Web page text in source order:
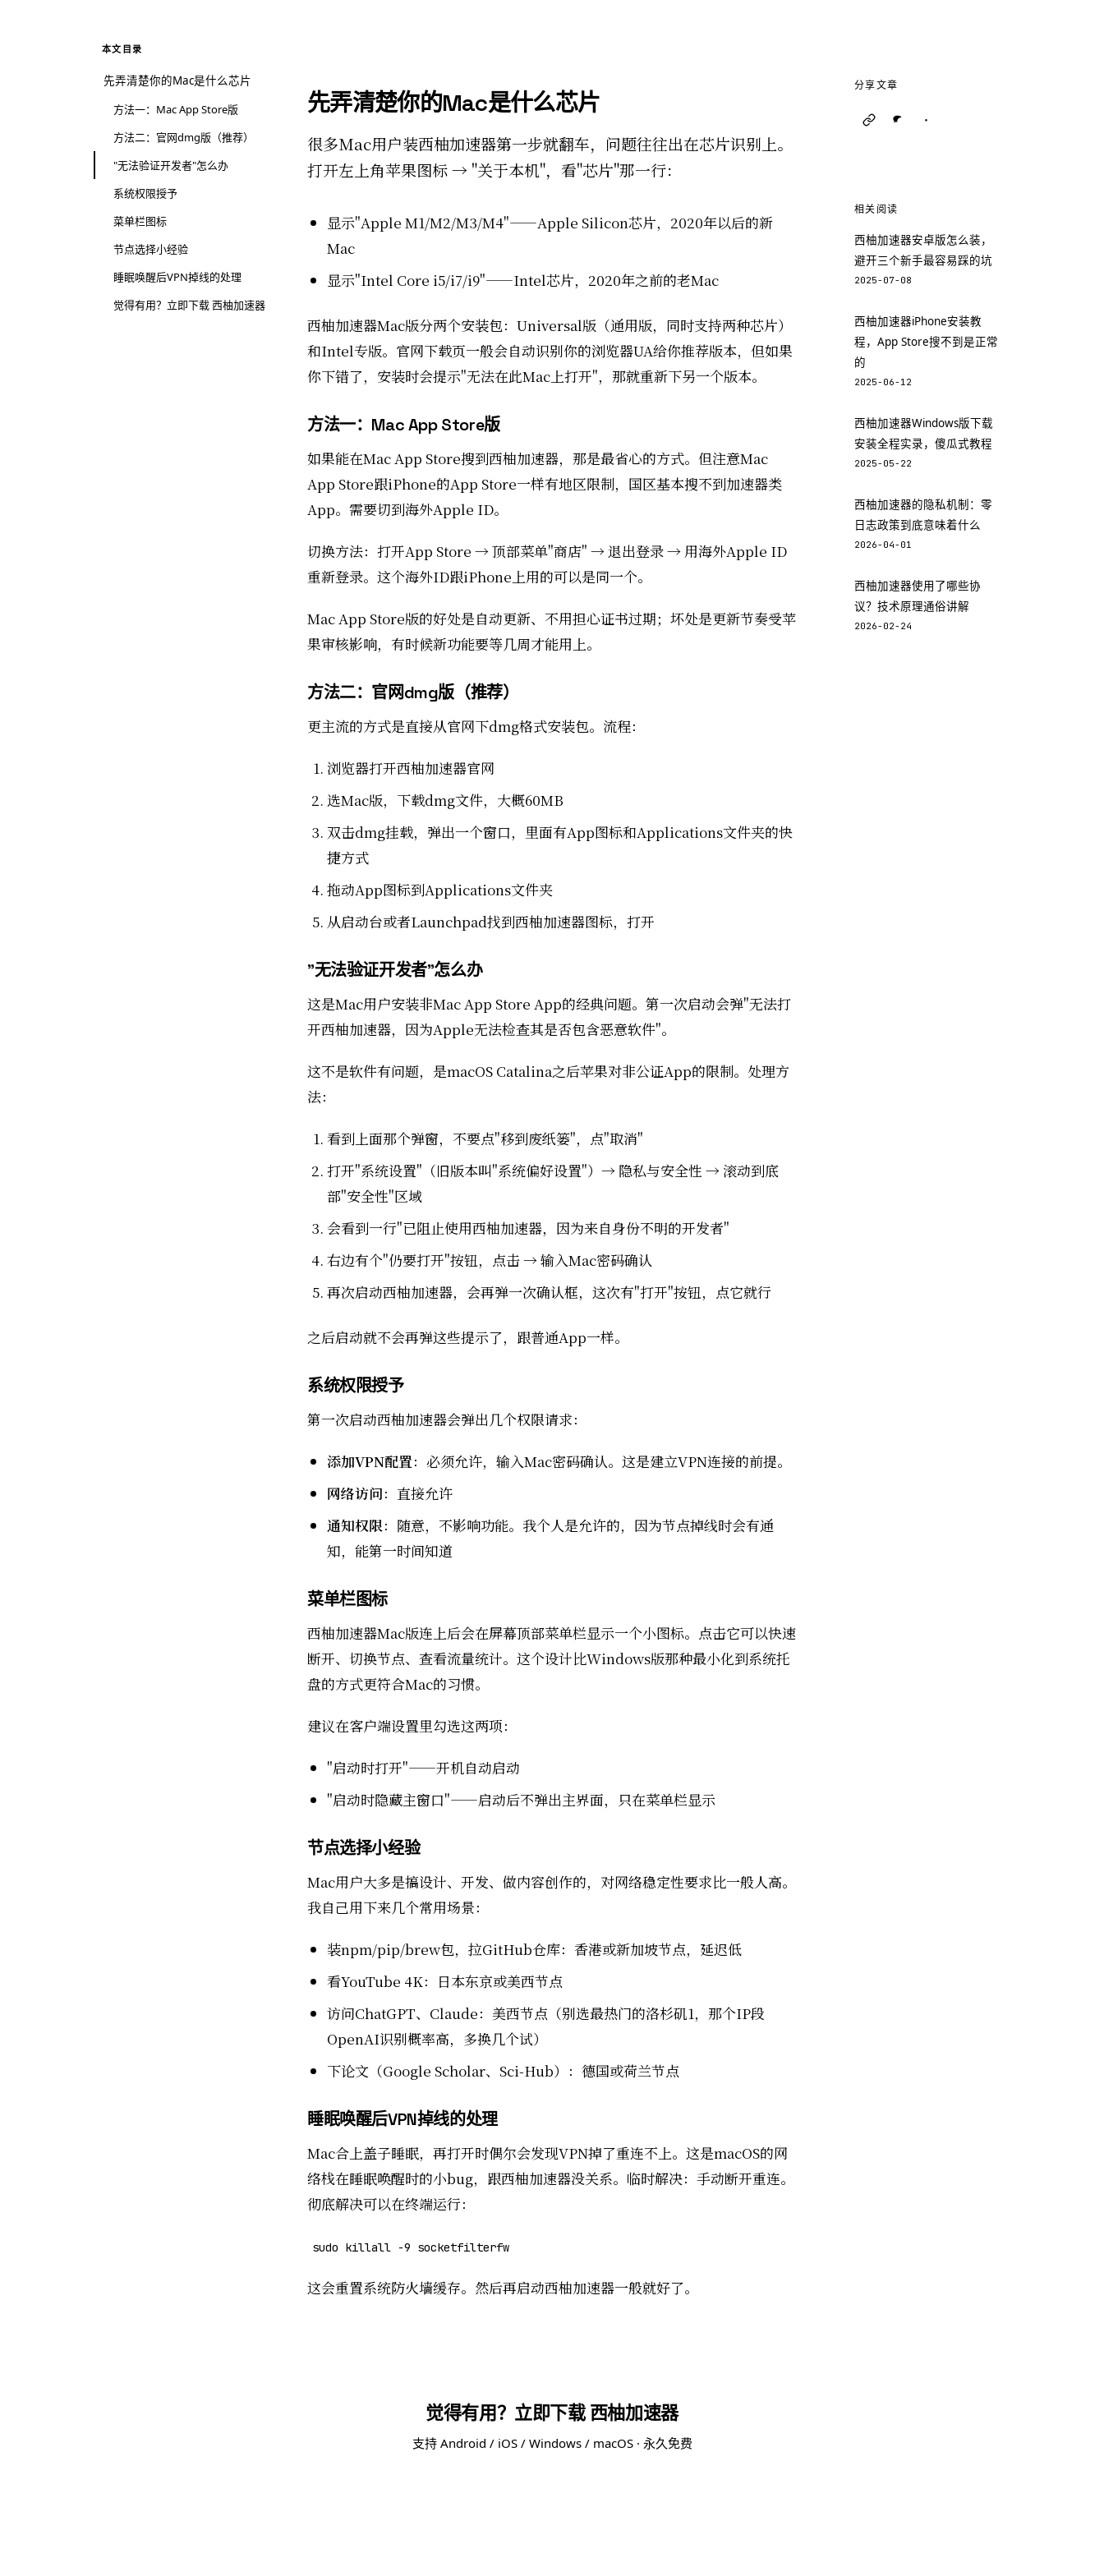
本文目录
先弄清楚你的Mac是什么芯片
方法一：Mac App Store版
方法二：官网dmg版（推荐）
"无法验证开发者"怎么办
系统权限授予
菜单栏图标
节点选择小经验
睡眠唤醒后VPN掉线的处理
觉得有用？立即下载 西柚加速器
先弄清楚你的Mac是什么芯片
很多Mac用户装西柚加速器第一步就翻车，问题往往出在芯片识别上。
打开左上角苹果图标 → "关于本机"，看"芯片"那一行：
显示"Apple M1/M2/M3/M4"——Apple Silicon芯片，2020年以后的新
Mac
显示"Intel Core i5/i7/i9"——Intel芯片，2020年之前的老Mac
西柚加速器Mac版分两个安装包：Universal版（通用版，同时支持两种芯片）
和Intel专版。官网下载页一般会自动识别你的浏览器UA给你推荐版本，但如果
你下错了，安装时会提示"无法在此Mac上打开"，那就重新下另一个版本。
方法一：Mac App Store版
如果能在Mac App Store搜到西柚加速器，那是最省心的方式。但注意Mac
App Store跟iPhone的App Store一样有地区限制，国区基本搜不到加速器类
App。需要切到海外Apple ID。
切换方法：打开App Store → 顶部菜单"商店" → 退出登录 → 用海外Apple ID
重新登录。这个海外ID跟iPhone上用的可以是同一个。
Mac App Store版的好处是自动更新、不用担心证书过期；坏处是更新节奏受苹
果审核影响，有时候新功能要等几周才能用上。
方法二：官网dmg版（推荐）
更主流的方式是直接从官网下dmg格式安装包。流程：
浏览器打开西柚加速器官网
选Mac版，下载dmg文件，大概60MB
双击dmg挂载，弹出一个窗口，里面有App图标和Applications文件夹的快
捷方式
拖动App图标到Applications文件夹
从启动台或者Launchpad找到西柚加速器图标，打开
"无法验证开发者"怎么办
这是Mac用户安装非Mac App Store App的经典问题。第一次启动会弹"无法打
开西柚加速器，因为Apple无法检查其是否包含恶意软件"。
这不是软件有问题，是macOS Catalina之后苹果对非公证App的限制。处理方
法：
看到上面那个弹窗，不要点"移到废纸篓"，点"取消"
打开"系统设置"（旧版本叫"系统偏好设置"）→ 隐私与安全性 → 滚动到底
部"安全性"区域
会看到一行"已阻止使用西柚加速器，因为来自身份不明的开发者"
右边有个"仍要打开"按钮，点击 → 输入Mac密码确认
再次启动西柚加速器，会再弹一次确认框，这次有"打开"按钮，点它就行
之后启动就不会再弹这些提示了，跟普通App一样。
系统权限授予
第一次启动西柚加速器会弹出几个权限请求：
添加VPN配置：必须允许，输入Mac密码确认。这是建立VPN连接的前提。
网络访问：直接允许
通知权限：随意，不影响功能。我个人是允许的，因为节点掉线时会有通
知，能第一时间知道
菜单栏图标
西柚加速器Mac版连上后会在屏幕顶部菜单栏显示一个小图标。点击它可以快速
断开、切换节点、查看流量统计。这个设计比Windows版那种最小化到系统托
盘的方式更符合Mac的习惯。
建议在客户端设置里勾选这两项：
"启动时打开"——开机自动启动
"启动时隐藏主窗口"——启动后不弹出主界面，只在菜单栏显示
节点选择小经验
Mac用户大多是搞设计、开发、做内容创作的，对网络稳定性要求比一般人高。
我自己用下来几个常用场景：
装npm/pip/brew包，拉GitHub仓库：香港或新加坡节点，延迟低
看YouTube 4K：日本东京或美西节点
访问ChatGPT、Claude：美西节点（别选最热门的洛杉矶1，那个IP段
OpenAI识别概率高，多换几个试）
下论文（Google Scholar、Sci-Hub）：德国或荷兰节点
睡眠唤醒后VPN掉线的处理
Mac合上盖子睡眠，再打开时偶尔会发现VPN掉了重连不上。这是macOS的网
络栈在睡眠唤醒时的小bug，跟西柚加速器没关系。临时解决：手动断开重连。
彻底解决可以在终端运行：
sudo killall -9 socketfilterfw
这会重置系统防火墙缓存。然后再启动西柚加速器一般就好了。
觉得有用？立即下载 西柚加速器
支持 Android / iOS / Windows / macOS · 永久免费
分享文章
相关阅读
西柚加速器安卓版怎么装，
避开三个新手最容易踩的坑
2025-07-08
西柚加速器iPhone安装教
程，App Store搜不到是正常
的
2025-06-12
西柚加速器Windows版下载
安装全程实录，傻瓜式教程
2025-05-22
西柚加速器的隐私机制：零
日志政策到底意味着什么
2026-04-01
西柚加速器使用了哪些协
议？技术原理通俗讲解
2026-02-24